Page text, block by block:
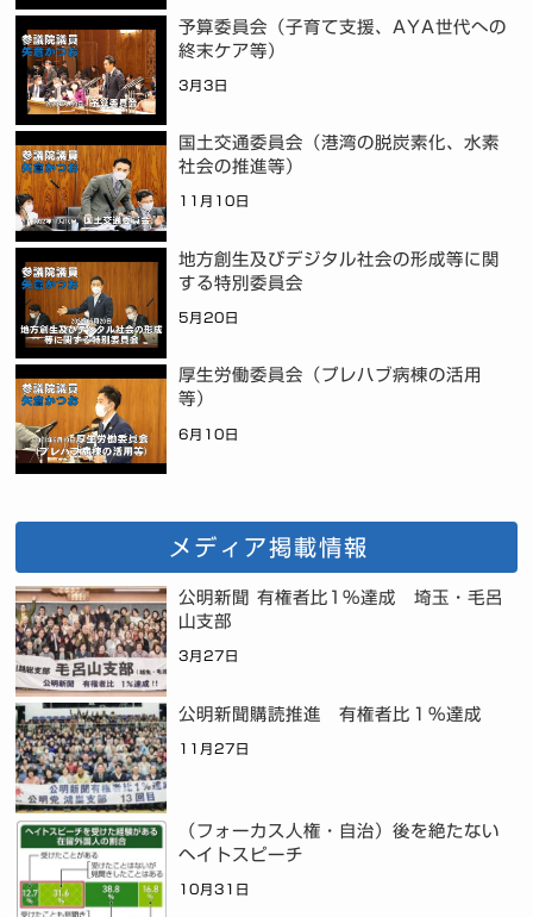
予算委員会（子育て支援、AYA世代への
終末ケア等）
3月3日
国土交通委員会（港湾の脱炭素化、水素
社会の推進等）
11月10日
地方創生及びデジタル社会の形成等に関
する特別委員会
5月20日
厚生労働委員会（プレハブ病棟の活用
等）
6月10日
メディア掲載情報
公明新聞 有権者比1%達成 埼玉・毛呂
山支部
3月27日
公明新聞購読推進 有権者比１％達成
11月27日
（フォーカス人権・自治）後を絶たない
ヘイトスピーチ
10月31日